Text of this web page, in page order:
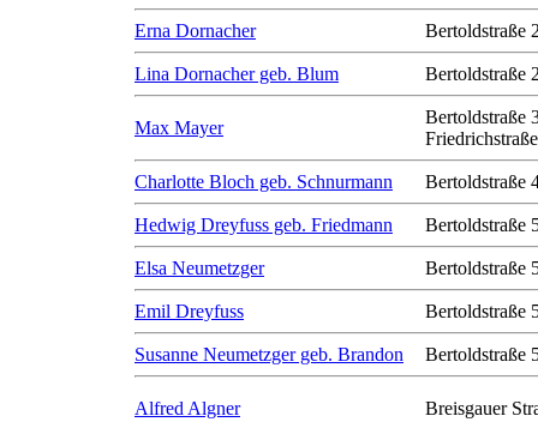
Erna Dornacher Bertoldstraße
Lina Dornacher geb. Blum Bertoldstraße
Max Mayer
Bertoldstraße
Charlotte Bloch geb. Schnurmann Bertoldstraße
Hedwig Dreyfuss geb. Friedmann Bertoldstraße
Elsa Neumetzger Bertoldstraße
Emil Dreyfuss Bertoldstraße
Susanne Neumetzger geb. Brandon Bertoldstraße
Alfred Algner Breisgauer